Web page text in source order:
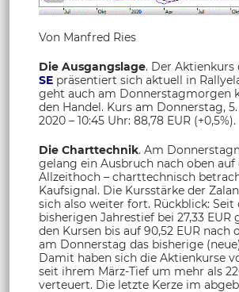
Von Manfred Ries
Die Ausgangslage. Der Aktienkurs
SE präsentiert sich aktuell in
geht auch am Donnerstagmorgen
den Handel. Kurs am Donnerstag,
2020 – 10:45 Uhr: 88,78 EUR (+0,5%).
Die Charttechnik. Am
gelang ein Ausbruch nach oben auf
Allzeithoch – charttechnisch
Kaufsignal. Die Kursstärke der
sich also weiter fort. Rückblick: Seit
bisherigen Jahrestief bei 27,33 EUR
den Kursen bis auf 90,52 EUR nach
am Donnerstag das bisherige
Damit haben sich die Aktienkurse
seit ihrem März-Tief um mehr als
verteuert. Die letzte Kerze im